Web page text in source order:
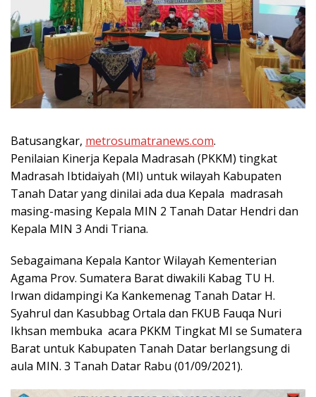
Batusangkar, metrosumatranews.com.
Penilaian Kinerja Kepala Madrasah (PKKM) tingkat
Madrasah Ibtidaiyah (MI) untuk wilayah Kabupaten
Tanah Datar yang dinilai ada dua Kepala madrasah
masing-masing Kepala MIN 2 Tanah Datar Hendri dan
Kepala MIN 3 Andi Triana.
Sebagaimana Kepala Kantor Wilayah Kementerian
Agama Prov. Sumatera Barat diwakili Kabag TU H.
Irwan didampingi Ka Kankemenag Tanah Datar H.
Syahrul dan Kasubbag Ortala dan FKUB Fauqa Nuri
Ikhsan membuka acara PKKM Tingkat MI se Sumatera
Barat untuk Kabupaten Tanah Datar berlangsung di
aula MIN. 3 Tanah Datar Rabu (01/09/2021).